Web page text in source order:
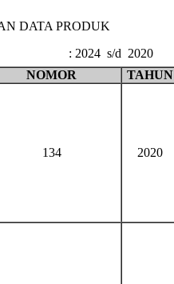
DATA PRODUK
: 2024 s/d 2020
NOMOR TAHUN
134 2020